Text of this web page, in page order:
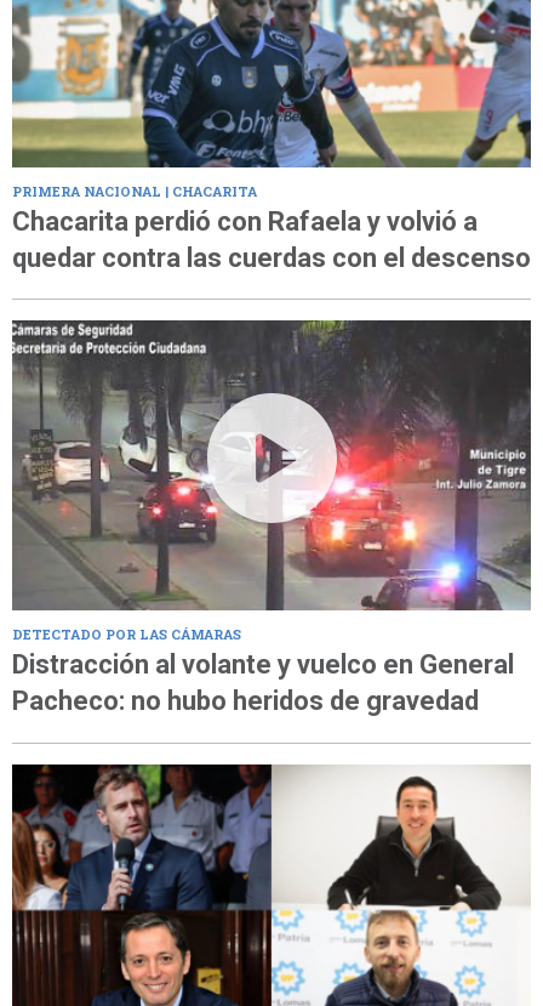
PRIMERA NACIONAL | CHACARITA
Chacarita perdió con Rafaela y volvió a
quedar contra las cuerdas con el descenso
DETECTADO POR LAS CÁMARAS
Distracción al volante y vuelco en General
Pacheco: no hubo heridos de gravedad